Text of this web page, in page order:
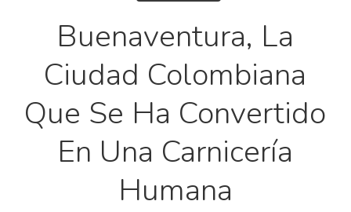
Buenaventura, La
Ciudad Colombiana
Que Se Ha Convertido
En Una Carnicería
Humana